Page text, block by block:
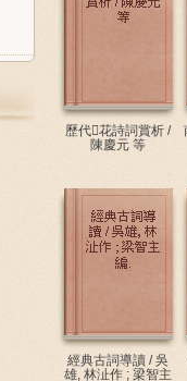
歷代花詩詞賞析 /
陳慶元 等
經典古詞導讀 / 吳
雄, 林沚作 ; 梁智主